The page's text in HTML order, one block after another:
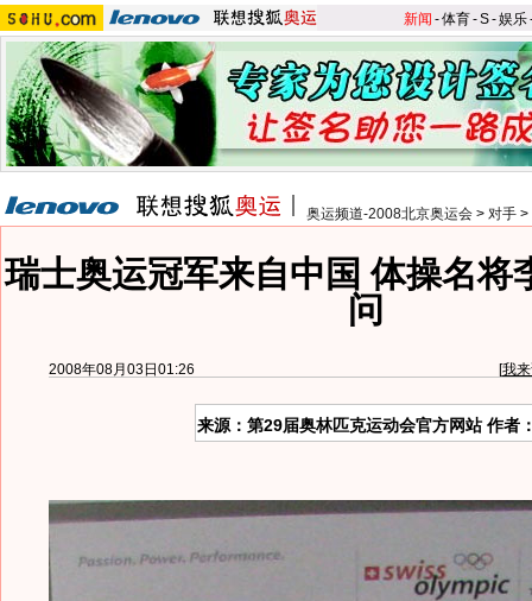
新闻 -体育-S-娱乐
奥运频道-2008北京奥运会 > 对手 >
瑞士奥运冠军来自中国 体操名将
问
2008年08月03日01:26 [我
来源：第29届奥林匹克运动会官方网站 作者